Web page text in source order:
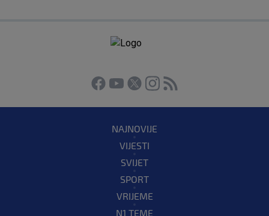
NAJNOVIJE
VIJESTI
SVIJET
SPORT
VRIJEME
N1 TEME